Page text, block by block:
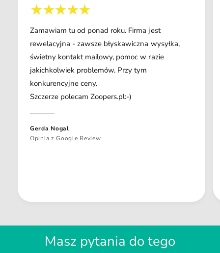
Zamawiam tu od ponad roku. Firma jest
rewelacyjna - zawsze błyskawiczna wysyłka,
świetny kontakt mailowy, pomoc w razie
jakichkolwiek problemów. Przy tym
konkurencyjne ceny.
Szczerze polecam Zoopers.pl:-)
Gerda Nogal
Opinia z Google Review
Masz pytania do tego